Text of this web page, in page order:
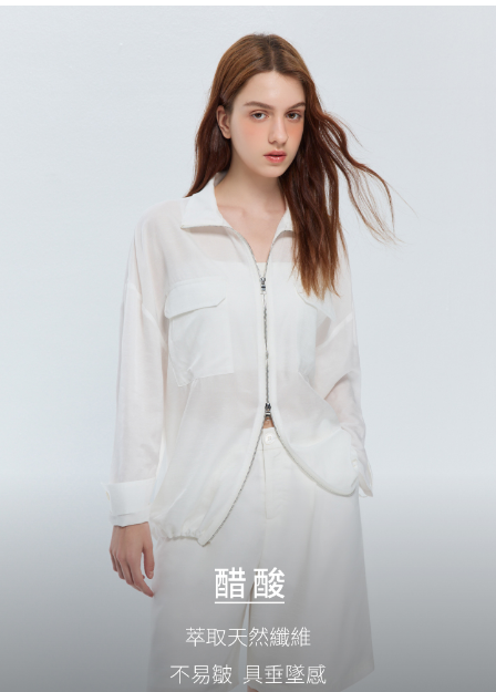
每筆NT$80，滿NT$2,000(含以上)免運費
每筆NT$120，滿NT$2,000(含以上)免運費
每筆NT$400，滿NT$2,000(含以上)免運費